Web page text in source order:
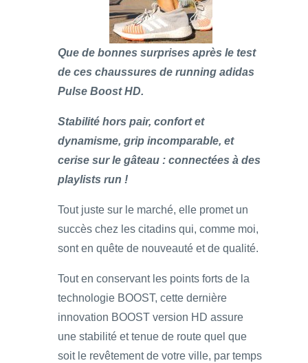
Que de bonnes surprises après le test
de ces chaussures de running adidas
Pulse Boost HD.
Stabilité hors pair, confort et
dynamisme, grip incomparable, et
cerise sur le gâteau : connectées à des
playlists run !
Tout juste sur le marché, elle promet un
succès chez les citadins qui, comme moi,
sont en quête de nouveauté et de qualité.
Tout en conservant les points forts de la
technologie BOOST, cette dernière
innovation BOOST version HD assure
une stabilité et tenue de route quel que
soit le revêtement de votre ville, par temps